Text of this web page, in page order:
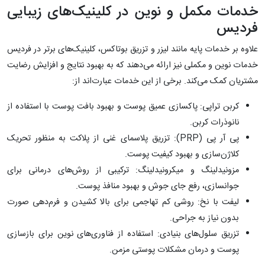
خدمات مکمل و نوین در کلینیک‌های زیبایی
فردیس
علاوه بر خدمات پایه مانند لیزر و تزریق بوتاکس، کلینیک‌های برتر در فردیس
خدمات نوین و مکملی نیز ارائه می‌دهند که به بهبود نتایج و افزایش رضایت
مشتریان کمک می‌کند. برخی از این خدمات عبارت‌اند از:
کربن تراپی: پاکسازی عمیق پوست و بهبود بافت پوست با استفاده از
نانوذرات کربن.
پی آر پی (PRP): تزریق پلاسمای غنی از پلاکت به منظور تحریک
کلاژن‌سازی و بهبود کیفیت پوست.
مزونیدلینگ و میکرونیدلینگ: ترکیبی از روش‌های درمانی برای
جوانسازی، رفع جای جوش و بهبود منافذ پوست.
لیفت با نخ: روشی کم تهاجمی برای بالا کشیدن و فرم‌دهی صورت
بدون نیاز به جراحی.
تزریق سلول‌های بنیادی: استفاده از فناوری‌های نوین برای بازسازی
پوست و درمان مشکلات پوستی مزمن.